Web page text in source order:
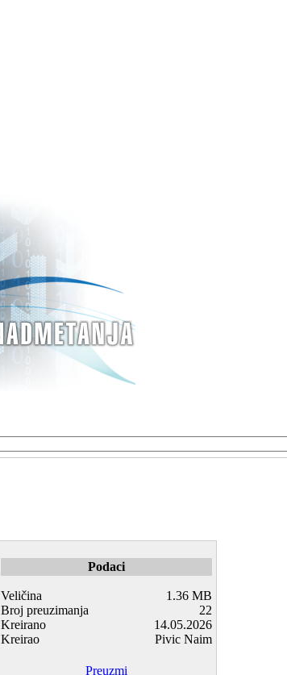
Podaci
Veličina
1.36 MB
Broj preuzimanja
22
Kreirano
14.05.2026
Kreirao
Pivic Naim
Preuzmi